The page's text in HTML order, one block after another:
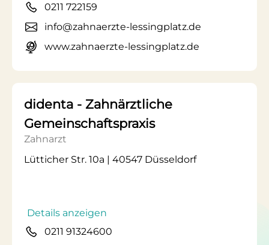
0211 722159
info@zahnaerzte-lessingplatz.de
www.zahnaerzte-lessingplatz.de
didenta - Zahnärztliche
Gemeinschaftspraxis
Zahnarzt
Lütticher Str. 10a | 40547 Düsseldorf
Details anzeigen
0211 91324600